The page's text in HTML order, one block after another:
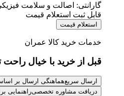
گارانتی: اصالت و سلامت
قابل ثبت استعلام قیمت
استعلام قیمت
خدمات خرید کالا عمران
قبل از خرید با خیال راحت
ارسال سریعهماهنگی ارسال بر
دریافت مشاوره تخصصیراهنمایی